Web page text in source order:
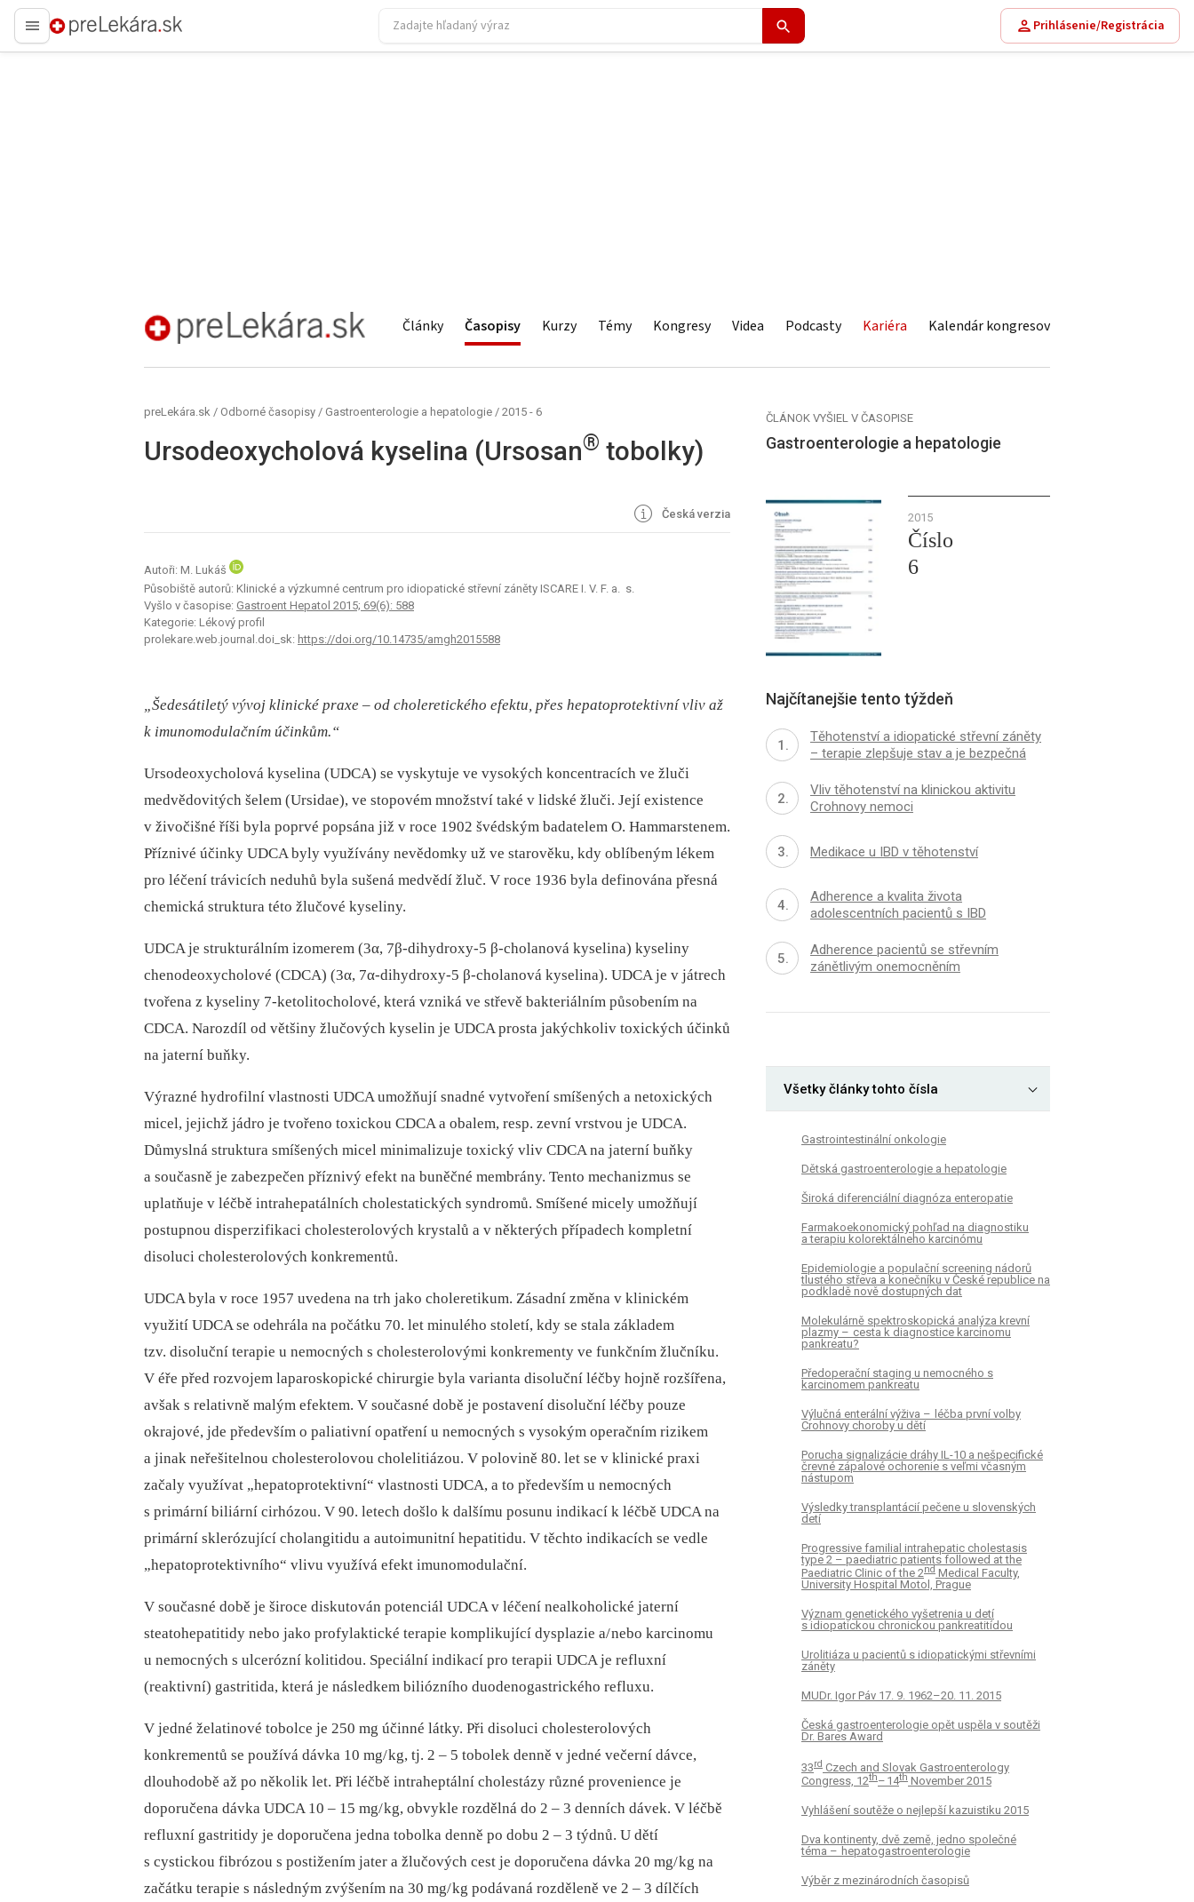
preLekára.sk
Prihlásenie/Registrácia
preLekára.sk Články Časopisy Kurzy Témy Kongresy Videa Podcasty Kariéra Kalendár kongresov
preLekára.sk / Odborné časopisy / Gastroenterologie a hepatologie / 2015 - 6
Ursodeoxycholová kyselina (Ursosan® tobolky)
Česká verzia
Autoři: M. Lukáš
Působiště autorů: Klinické a výzkumné centrum pro idiopatické střevní záněty ISCARE I. V. F. a. s.
Vyšlo v časopise: Gastroent Hepatol 2015; 69(6): 588
Kategorie: Lékový profil
prolekare.web.journal.doi_sk: https://doi.org/10.14735/amgh2015588
„Šedesátiletý vývoj klinické praxe –⁠ od choleretického efektu, přes hepatoprotektivní vliv až
k imunomodulačním účinkům.“
Ursodeoxycholová kyselina (UDCA) se vyskytuje ve vysokých koncentracích ve žluči
medvědovitých šelem (Ursidae), ve stopovém množství také v lidské žluči. Její existence
v živočišné říši byla poprvé popsána již v roce 1902 švédským badatelem O. Hammarstenem.
Příznivé účinky UDCA byly využívány nevědomky už ve starověku, kdy oblíbeným lékem
pro léčení trávicích neduhů byla sušená medvědí žluč. V roce 1936 byla definována přesná
chemická struktura této žlučové kyseliny.
UDCA je strukturálním izomerem (3α, 7β-dihydroxy-5 β-cholanová kyselina) kyseliny
chenodeoxycholové (CDCA) (3α, 7α-dihydroxy-5 β-cholanová kyselina). UDCA je v játrech
tvořena z kyseliny 7-ketolitocholové, která vzniká ve střevě bakteriálním působením na
CDCA. Narozdíl od většiny žlučových kyselin je UDCA prosta jakýchkoliv toxických účinků
na jaterní buňky.
Výrazné hydrofilní vlastnosti UDCA umožňují snadné vytvoření smíšených a netoxických
micel, jejichž jádro je tvořeno toxickou CDCA a obalem, resp. zevní vrstvou je UDCA.
Důmyslná struktura smíšených micel minimalizuje toxický vliv CDCA na jaterní buňky
a současně je zabezpečen příznivý efekt na buněčné membrány. Tento mechanizmus se
uplatňuje v léčbě intrahepatálních cholestatických syndromů. Smíšené micely umožňují
postupnou disperzifikaci cholesterolových krystalů a v ně­kte­rých případech kompletní
disoluci cholesterolových konkrementů.
UDCA byla v roce 1957 uvedena na trh jako choleretikum. Zásadní změna v klinickém
využití UDCA se odehrála na počátku 70. let minulého století, kdy se stala základem
tzv. disoluční terapie u nemocných s cholesterolovými konkrementy ve funkčním žlučníku.
V éře před rozvojem laparoskopické chirurgie byla varianta disoluční léčby hojně rozšířena,
avšak s relativně malým efektem. V současné době je postavení disoluční léčby pouze
okrajové, jde především o paliativní opatření u nemocných s vysokým operačním rizikem
a jinak neřešitelnou cholesterolovou cholelitiázou. V polovině 80. let se v klinické praxi
začaly využívat „hepatoprotektivní“ vlastnosti UDCA, a to především u nemocných
s primární biliární cirhózou. V 90. letech došlo k dalšímu posunu indikací k léčbě UDCA na
primární sklerózující cholangitidu a autoimunitní hepatitidu. V těchto indikacích se vedle
„hepatoprotektivního“ vlivu využívá efekt imunomodulační.
V současné době je široce diskutován potenciál UDCA v léčení nealkoholické jaterní
steatohepatitidy nebo jako profylaktické terapie komplikující dysplazie a/ nebo karcinomu
u nemocných s ulcerózní kolitidou. Speciální indikací pro terapii UDCA je refluxní
(reaktivní) gastritida, která je následkem biliózního duodenogastrického refluxu.
V jedné želatinové tobolce je 250 mg účinné látky. Při disoluci cholesterolových
konkrementů se používá dávka 10 mg/ kg, tj. 2 –⁠ 5 tobolek denně v jedné večerní dávce,
dlouhodobě až po několik let. Při léčbě intraheptální cholestázy různé provenience je
doporučena dávka UDCA 10 –⁠ 15 mg/ kg, obvykle rozdělná do 2 –⁠ 3 denních dávek. V léčbě
refluxní gastritidy je doporučena jedna tobolka denně po dobu 2 –⁠ 3 týdnů. U dětí
s cystickou fibrózou s postižením jater a žlučových cest je doporučena dávka 20 mg/ kg na
začátku terapie s následným zvýšením na 30 mg/ kg podávaná rozděleně ve 2 –⁠ 3 dílčích
ČLÁNOK VYŠIEL V ČASOPISE
Gastroenterologie a hepatologie
2015
Číslo
6
Najčítanejšie tento týždeň
Těhotenství a idiopatické střevní záněty
– terapie zlepšuje stav a je bezpečná
Vliv těhotenství na klinickou aktivitu
Crohnovy nemoci
Medikace u IBD v těhotenství
Adherence a kvalita života
adolescentních pacientů s IBD
Adherence pacientů se střevním
zánětlivým onemocněním
Všetky články tohto čísla
Gastrointestinální onkologie
Dětská gastroenterologie a hepatologie
Široká diferenciální dia­gnóza enteropatie
Farmakoekonomický pohľad na dia­gnostiku
a terapiu kolorektálneho karcinómu
Epidemiologie a populační screen­ing nádorů
tlustého střeva a konečníku v České republice na
podkladě nově dostupných dat
Molekulárně spektroskopická analýza krevní
plazmy – cesta k diagnostice karcinomu
pankreatu?
Předoperační staging u nemocného s
karcinomem pankreatu
Výlučná enterální výživa – léčba první volby
Crohnovy choroby u dětí
Porucha signalizácie dráhy IL-10 a nešpecifické
črevné zápalové ochorenie s veľmi včasným
nástupom
Výsledky transplantácií pečene u slovenských
detí
Progressive familial intrahepatic cholestasis
type 2 – paediatric patients followed at the
Paediatric Clinic of the 2nd Medical Faculty,
University Hospital Motol, Prague
Význam genetického vyšetrenia u detí
s idiopatickou chronickou pankreatitídou
Urolitiáza u pacientů s idiopatickými střevními
záněty
MUDr. Igor Páv 17. 9. 1962–20. 11. 2015
Česká gastroenterologie opět uspěla v soutěži
Dr. Bares Award
33rd Czech and Slovak Gastroenterology
Congres­s, 12th– 14th November 2015
Vyhlášení soutěže o nejlepší kazuistiku 2015
Dva kontinenty, dvě země, jedno společné
téma – hepatogastroenterologie
Výběr z mezinárodních časopisů